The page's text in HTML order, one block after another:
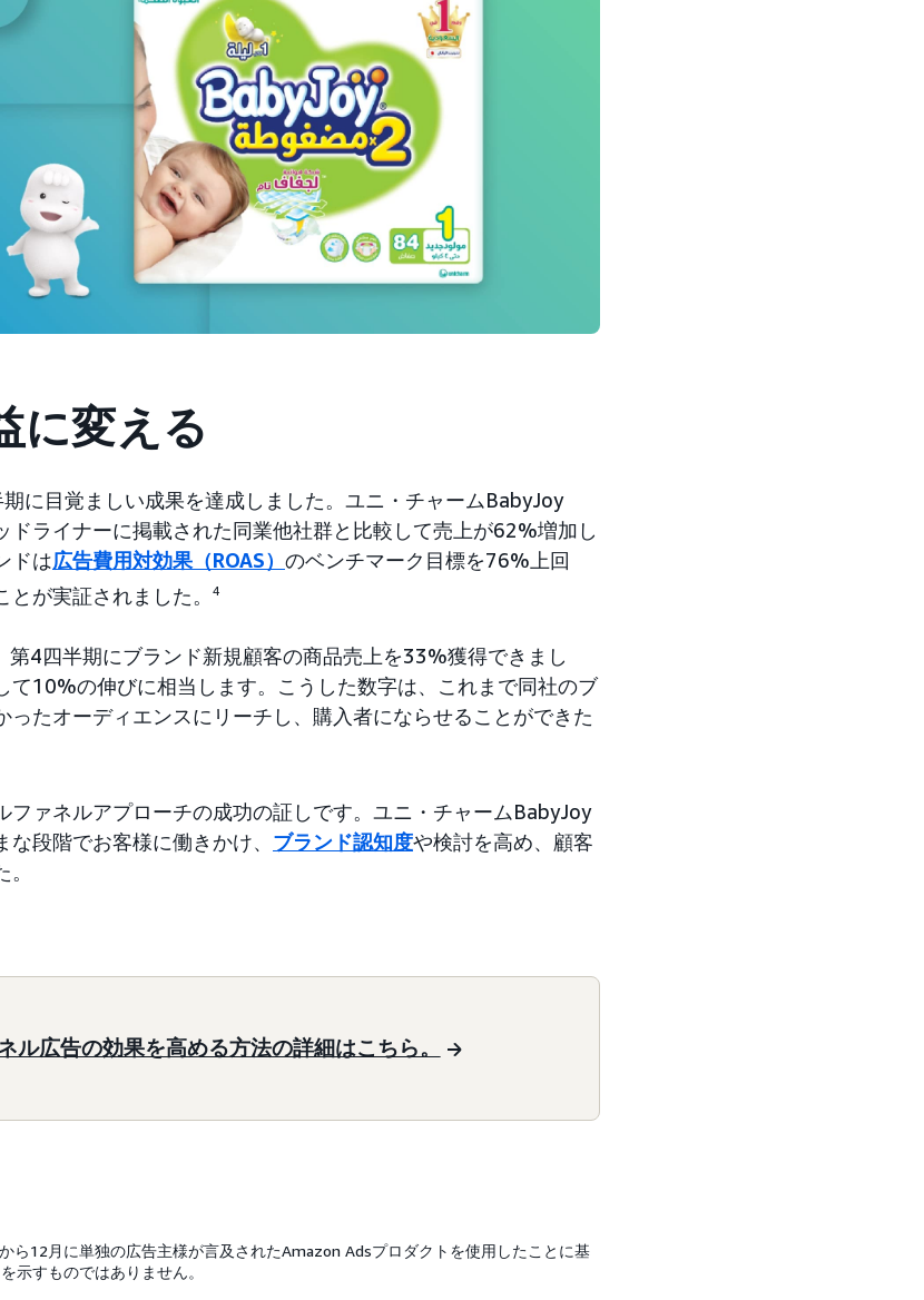
に変える
に目覚ましい成果を達成しました。ユニ・チャームBabyJoy
ドライナーに掲載された同業他社群と比較して売上が62%増加し
ドは広告費用対効果（ROAS） のベンチマーク目標を76%上回
が実証されました。
4
4四半期にブランド新規顧客の商品売上を33%獲得できまし
て10%の伸びに相当します。こうした数字は、これまで同社のブ
ったオーディエンスにリーチし、購入者にならせることができた
ファネルアプローチの成功の証しです。ユニ・チャームBabyJoy
段階でお客様に働きかけ、 ブランド認知度や検討を高め、顧客
ル広告の効果を高める方法の詳細はこちら。
ら12月に単独の広告主様が言及されたAmazon Adsプロダクトを使用したことに基
示すものではありません。